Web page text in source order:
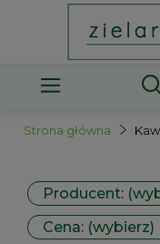
Strona główna
Producent:
Cena: (wybierz)